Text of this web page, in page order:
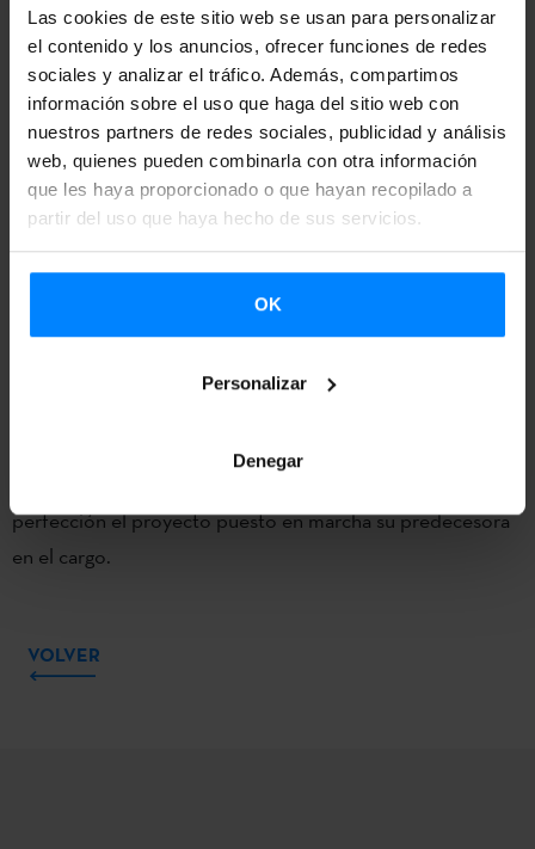
Las cookies de este sitio web se usan para personalizar
el contenido y los anuncios, ofrecer funciones de redes
sociales y analizar el tráfico. Además, compartimos
información sobre el uso que haga del sitio web con
nuestros partners de redes sociales, publicidad y análisis
web, quienes pueden combinarla con otra información
que les haya proporcionado o que hayan recopilado a
partir del uso que haya hecho de sus servicios.
OK
Personalizar
Denegar
representación de músicos Syntorama. Entre 2008 y 2012
desarrolló su actividad profesional en el Ayuntamiento de
Tolosa como Coordinadora y Directora de Cultura. Desde
el año 2012 Larraza forma parte del equipo del Instituto
Vasco Etxepare donde ha desempeñado sus funciones
como Responsable de Comunicación primero y como
Directora de Promoción y Difusión de la Cultura desde
Con este nombramiento el Departamento de Cultura y
Política Lingüística quiere dar continuidad a la etapa
persona con un amplio conocimiento de la institución, del
perfección el proyecto puesto en marcha su predecesora
en el cargo.
VOLVER